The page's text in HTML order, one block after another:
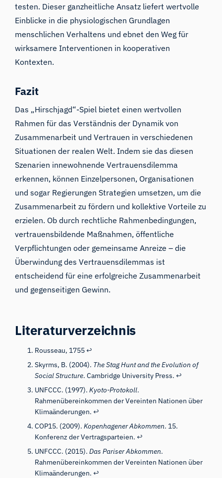
testen. Dieser ganzheitliche Ansatz liefert wertvolle
Einblicke in die physiologischen Grundlagen
menschlichen Verhaltens und ebnet den Weg für
wirksamere Interventionen in kooperativen
Kontexten.
Fazit
Das „Hirschjagd“-Spiel bietet einen wertvollen
Rahmen für das Verständnis der Dynamik von
Zusammenarbeit und Vertrauen in verschiedenen
Situationen der realen Welt. Indem sie das diesen
Szenarien innewohnende Vertrauensdilemma
erkennen, können Einzelpersonen, Organisationen
und sogar Regierungen Strategien umsetzen, um die
Zusammenarbeit zu fördern und kollektive Vorteile zu
erzielen. Ob durch rechtliche Rahmenbedingungen,
vertrauensbildende Maßnahmen, öffentliche
Verpflichtungen oder gemeinsame Anreize – die
Überwindung des Vertrauensdilemmas ist
entscheidend für eine erfolgreiche Zusammenarbeit
und gegenseitigen Gewinn.
Literaturverzeichnis
Rousseau, 1755 ↩
Skyrms, B. (2004). The Stag Hunt and the Evolution of
Social Structure. Cambridge University Press. ↩
UNFCCC. (1997).Kyoto-Protokoll.
Rahmenübereinkommen der Vereinten Nationen über
Klimaänderungen. ↩
COP15. (2009).Kopenhagener Abkommen. 15.
Konferenz der Vertragsparteien. ↩
UNFCCC. (2015).Das Pariser Abkommen.
Rahmenübereinkommen der Vereinten Nationen über
Klimaänderungen. ↩